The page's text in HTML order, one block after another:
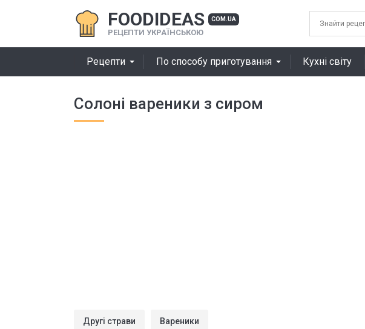
FOODIDEAS COM.UA
РЕЦЕПТИ УКРАЇНСЬКОЮ
Рецепти По способу приготування Кухні світу
Солоні вареники з сиром
Другі страви Вареники